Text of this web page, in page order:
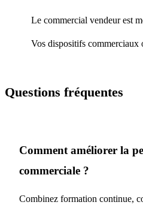
Le commercial vendeur est
Vos dispositifs commerciaux
Questions fréquentes
Comment améliorer la
commerciale ?
Combinez formation continue,